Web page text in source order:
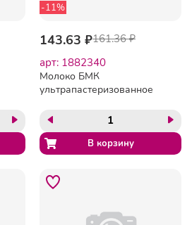
-11%
143.63 ₽161.36 ₽
арт: 1882340
Молоко БМК
ультрапастеризованное